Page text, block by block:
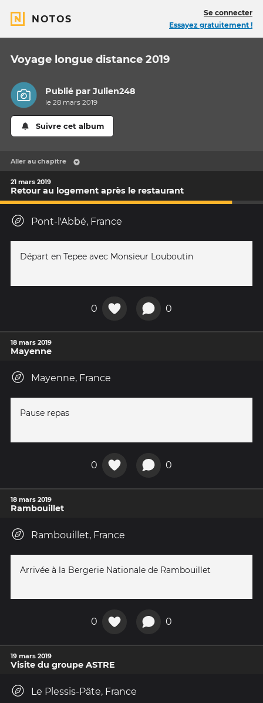
NOTOS
Se connecter
Essayez gratuitement !
Voyage longue distance 2019
Publié parJulien248
le 28 mars 2019
Suivre cet album
Aller au chapitre
21 mars 2019
Retour au logement après le restaurant
Pont-l'Abbé, France
Départ en Tepee avec Monsieur Louboutin
0 0
18 mars 2019
Mayenne
Mayenne, France
Pause repas
0 0
18 mars 2019
Rambouillet
Rambouillet, France
Arrivée à la Bergerie Nationale de Rambouillet
0 0
19 mars 2019
Visite du groupe ASTRE
Le Plessis-Pâte, France